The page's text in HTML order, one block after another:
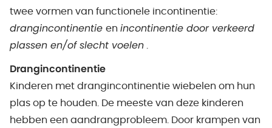
twee vormen van functionele incontinentie:
drangincontinentie en incontinentie door verkeerd
plassen en/of slecht voelen
Drangincontinentie
Kinderen met drangincontinentie wiebelen om hun
plas op te houden. De meeste van deze kinderen
hebben een aandrangprobleem. Door krampen van